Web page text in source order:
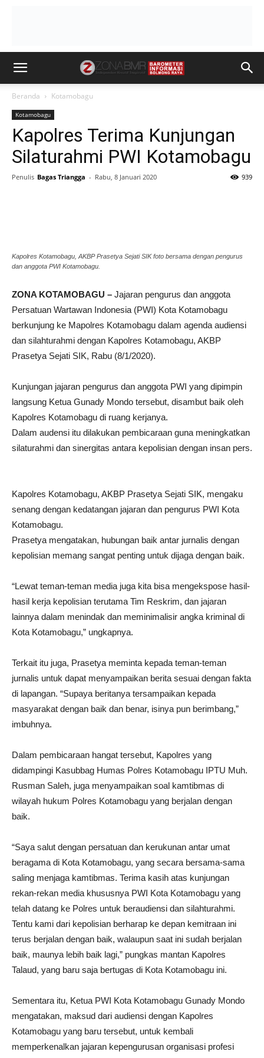
Beranda Kotamobagu
Kotamobagu
Kapolres Terima Kunjungan
Silaturahmi PWI Kotamobagu
Penulis Bagas Triangga - Rabu, 8 Januari 2020 939
Kapolres Kotamobagu, AKBP Prasetya Sejati SIK foto bersama dengan pengurus
dan anggota PWI Kotamobagu.
ZONA KOTAMOBAGU – Jajaran pengurus dan anggota
Persatuan Wartawan Indonesia (PWI) Kota Kotamobagu
berkunjung ke Mapolres Kotamobagu dalam agenda audiensi
dan silahturahmi dengan Kapolres Kotamobagu, AKBP
Prasetya Sejati SIK, Rabu (8/1/2020).
Kunjungan jajaran pengurus dan anggota PWI yang dipimpin
langsung Ketua Gunady Mondo tersebut, disambut baik oleh
Kapolres Kotamobagu di ruang kerjanya.
Dalam audensi itu dilakukan pembicaraan guna meningkatkan
silaturahmi dan sinergitas antara kepolisian dengan insan pers.
Kapolres Kotamobagu, AKBP Prasetya Sejati SIK, mengaku
senang dengan kedatangan jajaran dan pengurus PWI Kota
Kotamobagu.
Prasetya mengatakan, hubungan baik antar jurnalis dengan
kepolisian memang sangat penting untuk dijaga dengan baik.
“Lewat teman-teman media juga kita bisa mengekspose hasil-
hasil kerja kepolisian terutama Tim Reskrim, dan jajaran
lainnya dalam menindak dan meminimalisir angka kriminal di
Kota Kotamobagu,” ungkapnya.
Terkait itu juga, Prasetya meminta kepada teman-teman
jurnalis untuk dapat menyampaikan berita sesuai dengan fakta
di lapangan. “Supaya beritanya tersampaikan kepada
masyarakat dengan baik dan benar, isinya pun berimbang,”
imbuhnya.
Dalam pembicaraan hangat tersebut, Kapolres yang
didampingi Kasubbag Humas Polres Kotamobagu IPTU Muh.
Rusman Saleh, juga menyampaikan soal kamtibmas di
wilayah hukum Polres Kotamobagu yang berjalan dengan
baik.
“Saya salut dengan persatuan dan kerukunan antar umat
beragama di Kota Kotamobagu, yang secara bersama-sama
saling menjaga kamtibmas. Terima kasih atas kunjungan
rekan-rekan media khususnya PWI Kota Kotamobagu yang
telah datang ke Polres untuk beraudiensi dan silahturahmi.
Tentu kami dari kepolisian berharap ke depan kemitraan ini
terus berjalan dengan baik, walaupun saat ini sudah berjalan
baik, maunya lebih baik lagi,” pungkas mantan Kapolres
Talaud, yang baru saja bertugas di Kota Kotamobagu ini.
Sementara itu, Ketua PWI Kota Kotamobagu Gunady Mondo
mengatakan, maksud dari audiensi dengan Kapolres
Kotamobagu yang baru tersebut, untuk kembali
memperkenalkan jajaran kepengurusan organisasi profesi